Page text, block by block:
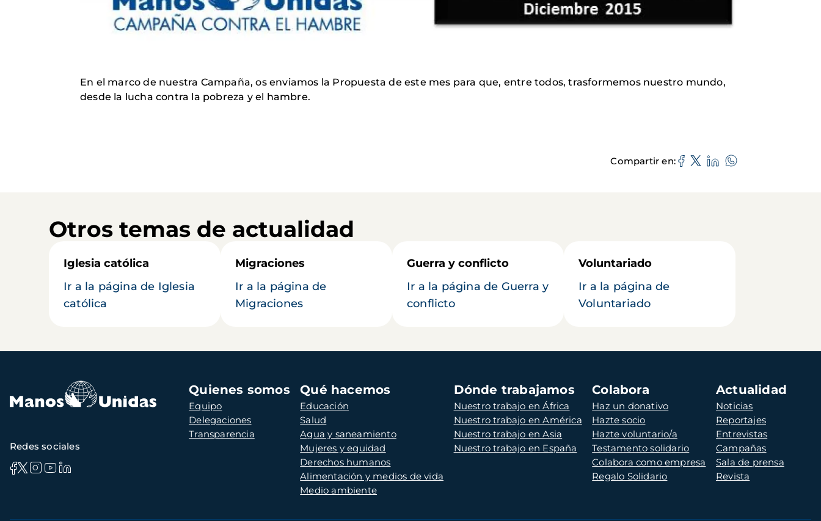
En el marco de nuestra Campaña, os enviamos la Propuesta de este mes para que, entre todos, trasformemos nuestro mundo,
desde la lucha contra la pobreza y el hambre.
Compartir en
Otros temas de actualidad
Iglesia católica
Ir a la página de Iglesia
católica
Migraciones
Ir a la página de
Migraciones
Guerra y conflicto
Ir a la página de Guerra y
conflicto
Voluntariado
Ir a la página de
Voluntariado
Navegación
principal
Quienes somos
Equipo
Delegaciones
Transparencia
Qué hacemos
Educación
Salud
Agua y saneamiento
Mujeres y equidad
Derechos humanos
Alimentación y medios de vida
Medio ambiente
Dónde trabajamos
Nuestro trabajo en África
Nuestro trabajo en América
Nuestro trabajo en Asia
Nuestro trabajo en España
Colabora
Haz un donativo
Hazte socio
Hazte voluntario/a
Testamento solidario
Colabora como empresa
Regalo Solidario
Actualidad
Noticias
Reportajes
Entrevistas
Campañas
Sala de prensa
Revista
Redes sociales